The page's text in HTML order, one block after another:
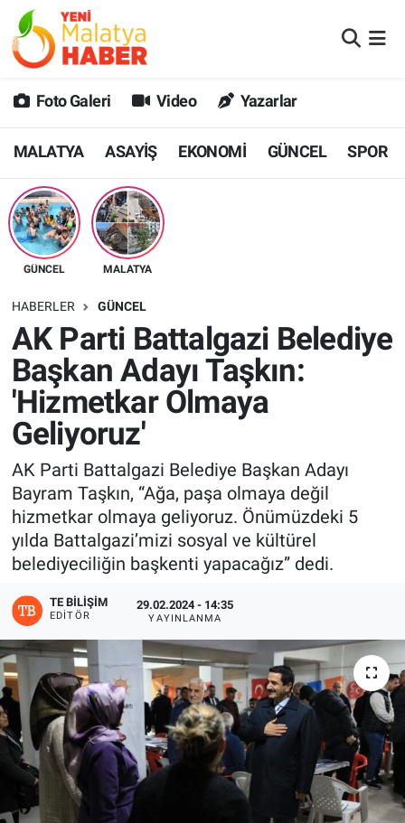
Foto Galeri Video Yazarlar
MALATYA ASAYİŞ EKONOMİ GÜNCEL SPOR
GÜNCEL MALATYA
HABERLER GÜNCEL
AK Parti Battalgazi Belediye
Başkan Adayı Taşkın:
'Hizmetkar Olmaya
Geliyoruz'
AK Parti Battalgazi Belediye Başkan Adayı
Bayram Taşkın, “Ağa, paşa olmaya değil
hizmetkar olmaya geliyoruz. Önümüzdeki 5
yılda Battalgazi’mizi sosyal ve kültürel
belediyeciliğin başkenti yapacağız” dedi.
TE BILIŞIM
EDITÖR
29.02.2024 - 14:35
YAYINLANMA
MALATYA
GÜNCEL
SPOR
SAĞLIK
DİĞER
EKONOMİ
Malatya Nöbetçi Eczaneler
MALATYA Namaz Vakitleri
Malatya Trafik Yoğunluk Haritası
Süper Lig Puan Durumu ve Fikstür
Tüm Manşetler
Son Dakika Haberleri
Haber Arşivi